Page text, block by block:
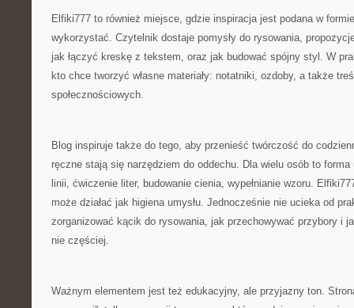
Elfiki777 to również miejsce, gdzie inspiracja jest podana w
wykorzystać. Czytelnik dostaje pomysły do rysowania,
jak łączyć kreskę z tekstem, oraz jak budować spójny styl. W
kto chce tworzyć własne materiały: notatniki, ozdoby, a także
społecznościowych.
Blog inspiruje także do tego, aby przenieść twórczość do
ręczne stają się narzędziem do oddechu. Dla wielu osób to
linii, ćwiczenie liter, budowanie cienia, wypełnianie wzoru.
może działać jak higiena umysłu. Jednocześnie nie ucieka od
zorganizować kącik do rysowania, jak przechowywać przybory i
nie częściej.
Ważnym elementem jest też edukacyjny, ale przyjazny ton.